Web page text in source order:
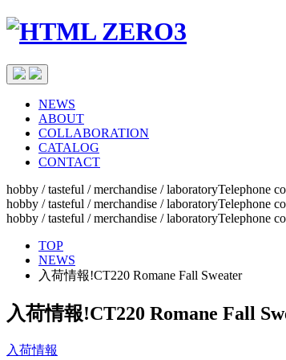
NEWS
ABOUT
COLLABORATION
CATALOG
CONTACT
hobby / tasteful / merchandise / laboratoryTelephone
hobby / tasteful / merchandise / laboratoryTelephone
hobby / tasteful / merchandise / laboratoryTelephone
TOP
NEWS
入荷情報!CT220 Romane Fall Sweater
入荷情報!CT220 Romane Fall
入荷情報